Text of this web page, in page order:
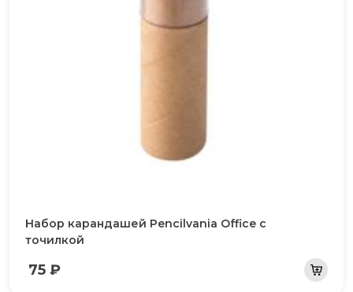
Набор карандашей Pencilvania Office с
точилкой
75 ₽